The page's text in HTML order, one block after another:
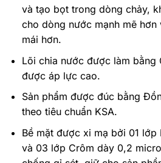
và tạo bọt trong dòng chảy,
cho dòng nước mạnh mẽ
mái hơn.
Lõi chia nước được làm bằng
được áp lực cao.
Sản phẩm được đúc bằng
theo tiêu chuẩn KSA.
Bề mặt được xi mạ bởi 01 lớp
và 03 lớp Crôm dày 0,2